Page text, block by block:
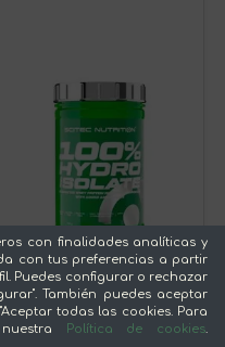
con finalidades analíticas y
con tus preferencias a partir
Puedes configurar o rechazar
También puedes aceptar
todas las cookies. Para
Política de cookies.